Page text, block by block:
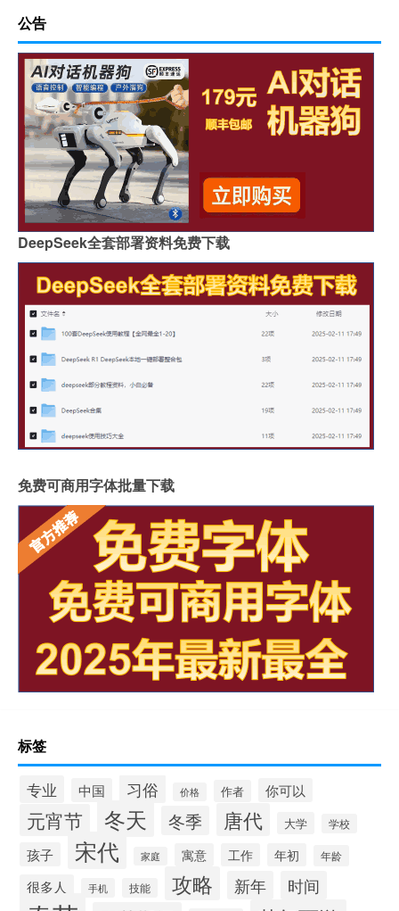
公告
DeepSeek全套部署资料免费下载
免费可商用字体批量下载
标签
专业 中国 习俗 价格 作者 你可以
元宵节 冬天 冬季 唐代 大学 学校
孩子 宋代 家庭 寓意 工作 年初 年龄
很多人 手机 技能 攻略 新年 时间